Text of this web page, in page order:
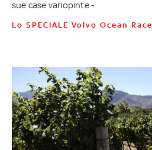
sue case variopinte -
Lo SPECIALE Volvo Ocean Race